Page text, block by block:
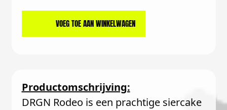
VOEG TOE AAN WINKELWAGEN
Productomschrijving:
DRGN Rodeo is een prachtige siercake